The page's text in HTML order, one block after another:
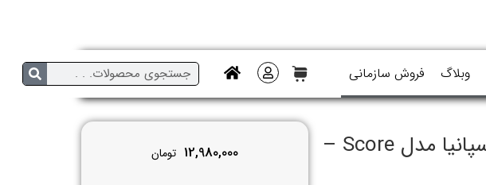
وبلاگ فروش سازمانی
چمدان جنس سخت گابل اسپانیا مدل Score –
12,980,000 تومان